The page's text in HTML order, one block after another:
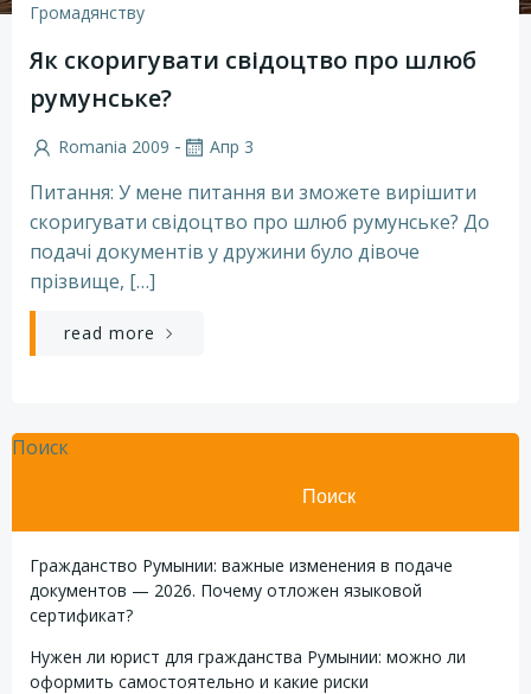
Громадянству
Як скоригувати свідоцтво про шлюб
румунське?
Romania 2009 - Апр 3
Питання: У мене питання ви зможете вирішити
скоригувати свідоцтво про шлюб румунське? До
подачі документів у дружини було дівоче
прізвище, […]
read more
Поиск
Поиск
Гражданство Румынии: важные изменения в подаче
документов — 2026. Почему отложен языковой
сертификат?
Нужен ли юрист для гражданства Румынии: можно ли
оформить самостоятельно и какие риски